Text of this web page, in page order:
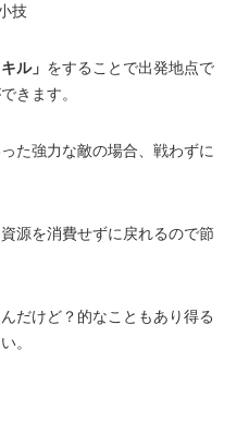
技
ル」 をすることで出発地点で
きます。
た強力な敵の場合、戦わずに
源を消費せずに戻れるので節
だけど？的なこともあり得る
。